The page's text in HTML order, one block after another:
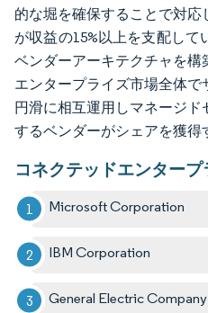
的な堀を確保することで対
が収益の15%以上を支配し
ベンダーアーキテクチャを構
エンタープライズ市場全体で
円滑に相互運用しマネージ
するベンダーがシェアを獲得
コネクテッドエンター
Microsoft Corporation
IBM Corporation
General Electric Company